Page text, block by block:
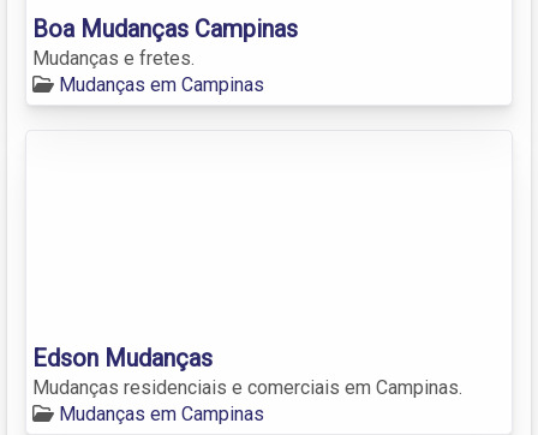
Boa Mudanças Campinas
Mudanças e fretes.
Mudanças em Campinas
Edson Mudanças
Mudanças residenciais e comerciais em Campinas.
Mudanças em Campinas